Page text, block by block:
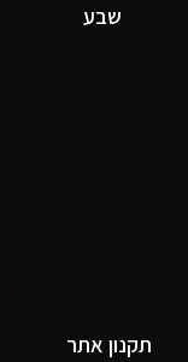
שבע
תקנון אתר